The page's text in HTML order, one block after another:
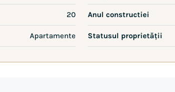
20 Anul constructiei
Apartamente Statusul proprietății